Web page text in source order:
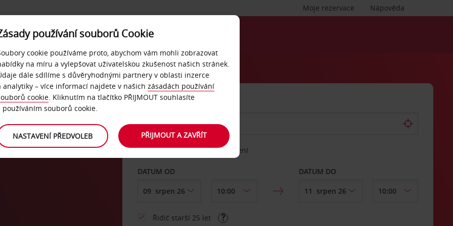
Nápověda
Moje rezervace
NAŠE SLUŽBY FIREMNÍ ZÁKAZNÍCI
Vyberte si jiné místo vrácení
DATUM OD DATUM DO
Řidič starší 25 let
používání souborů Cookie
cookie používáme proto, abychom vám mohli zobrazovat
na míru a vylepšovat uživatelskou zkušenost našich stránek.
dále sdílíme s důvěryhodnými partnery v oblasti inzerce
analytiky – více informací najdete v našich zásadách používání
cookie. Kliknutím na tlačítko PŘIJMOUT souhlasíte
používáním souborů cookie.
NASTAVENÍ PŘEDVOLEB PŘIJMOUT A ZAVŘÍT